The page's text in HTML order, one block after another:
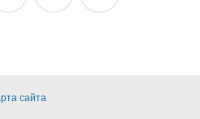
сайта